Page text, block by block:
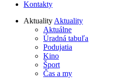
Kontakty
Aktuality Aktuality
Aktuálne
Úradná tabuľa
Podujatia
Kino
Šport
Čas a my